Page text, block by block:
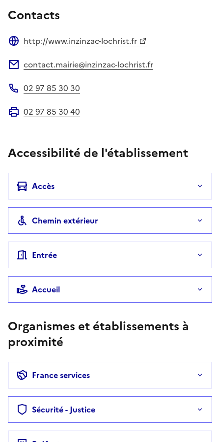
Contacts
http://www.inzinzac-lochrist.fr
contact.mairie@inzinzac-lochrist.fr
02 97 85 30 30
02 97 85 30 40
Accessibilité de l'établissement
Accès
Chemin extérieur
Entrée
Accueil
Organismes et établissements à
proximité
France services
Sécurité - Justice